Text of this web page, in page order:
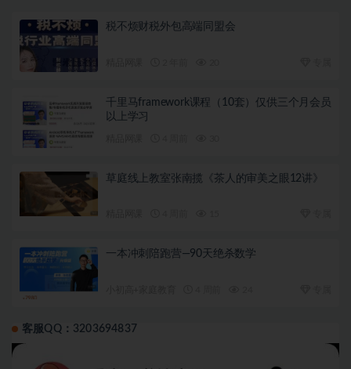
税不烦财税外包高端同盟会
千里马framework课程（10套）仅供三个月会员
以上学习
草庭线上教室张南揽《茶人的审美之眼12讲》
一本冲刺陪跑营—90天绝杀数学
客服QQ：3203694837